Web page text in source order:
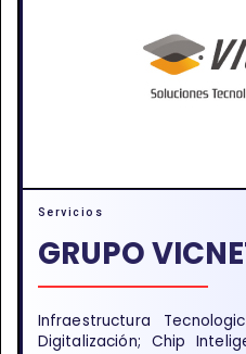
Servicios
GRUPO
Infraestructura
Digitalización; Chip